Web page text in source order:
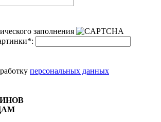
заполнения
*:
персональных данных